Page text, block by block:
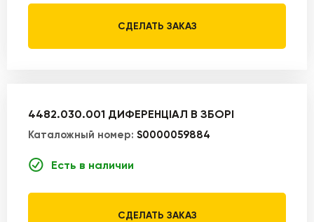
СДЕЛАТЬ ЗАКАЗ
4482.030.001 ДИФЕРЕНЦІАЛ В ЗБОРІ
Каталожный номер: S0000059884
Есть в наличии
СДЕЛАТЬ ЗАКАЗ